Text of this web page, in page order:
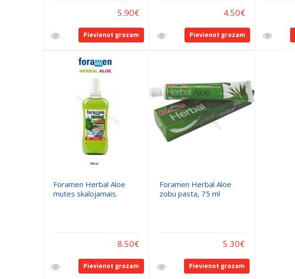
5.90€
Pievienot grozam
4.50€
Pievienot grozam
Foramen Herbal Aloe
mutes skalojamais.
8.50€
Pievienot grozam
Foramen Herbal Aloe
zobu pasta, 75 ml
5.30€
Pievienot grozam